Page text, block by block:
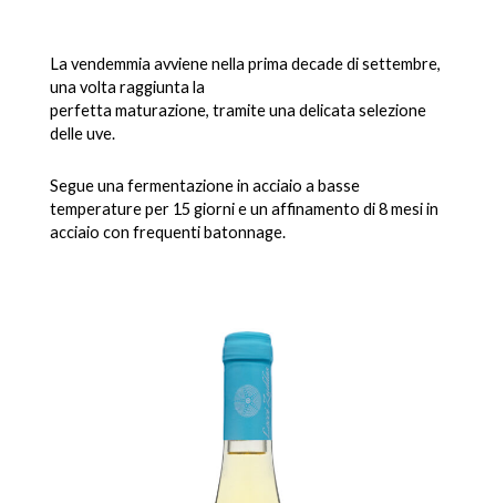
La vendemmia avviene nella prima decade di settembre,
una volta raggiunta la
perfetta maturazione, tramite una delicata selezione
delle uve.
Segue una fermentazione in acciaio a basse
temperature per 15 giorni e un affinamento di 8 mesi in
acciaio con frequenti batonnage.